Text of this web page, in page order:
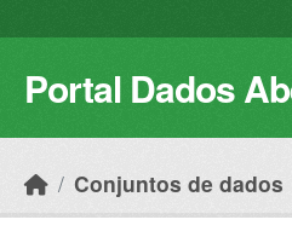
Portal Dados
Conjuntos de dados